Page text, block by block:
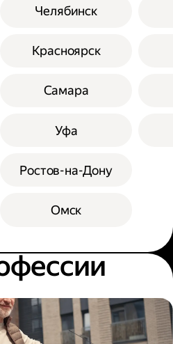
Челябинск
Красноярск
Самара
Уфа
Ростов-на-Дону
Омск